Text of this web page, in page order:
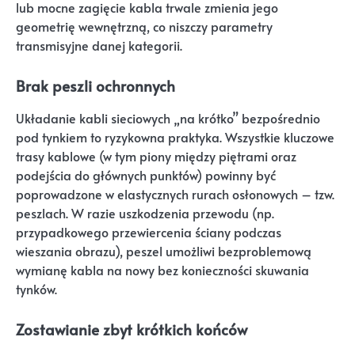
lub mocne zagięcie kabla trwale zmienia jego
geometrię wewnętrzną, co niszczy parametry
transmisyjne danej kategorii.
Brak peszli ochronnych
Układanie kabli sieciowych „na krótko” bezpośrednio
pod tynkiem to ryzykowna praktyka. Wszystkie kluczowe
trasy kablowe (w tym piony między piętrami oraz
podejścia do głównych punktów) powinny być
poprowadzone w elastycznych rurach osłonowych – tzw.
peszlach. W razie uszkodzenia przewodu (np.
przypadkowego przewiercenia ściany podczas
wieszania obrazu), peszel umożliwi bezproblemową
wymianę kabla na nowy bez konieczności skuwania
tynków.
Zostawianie zbyt krótkich końców